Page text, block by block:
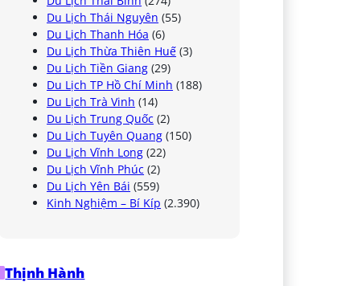
Du Lịch Thái Nguyên (55)
Du Lịch Thanh Hóa (6)
Du Lịch Thừa Thiên Huế (3)
Du Lịch Tiền Giang (29)
Du Lịch TP Hồ Chí Minh (188)
Du Lịch Trà Vinh (14)
Du Lịch Trung Quốc (2)
Du Lịch Tuyên Quang (150)
Du Lịch Vĩnh Long (22)
Du Lịch Vĩnh Phúc (2)
Du Lịch Yên Bái (559)
Kinh Nghiệm – Bí Kíp (2.390)
Thịnh Hành